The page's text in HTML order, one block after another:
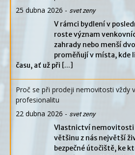
25 dubna 2026 - svet zeny
V rámci bydlení v
roste význam
zahrady nebo menší
proměňují v místa, kde
času, ať už při [...]
Proč se při prodeji nemovitosti vždy
profesionalitu
22 dubna 2026 - svet zeny
Vlastnictví nemovitosti
většinu z nás největší
bezpečné útočiště, ke